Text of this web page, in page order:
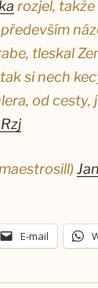
rozjel,
tleskal
si nech
od cesty,
E-mail